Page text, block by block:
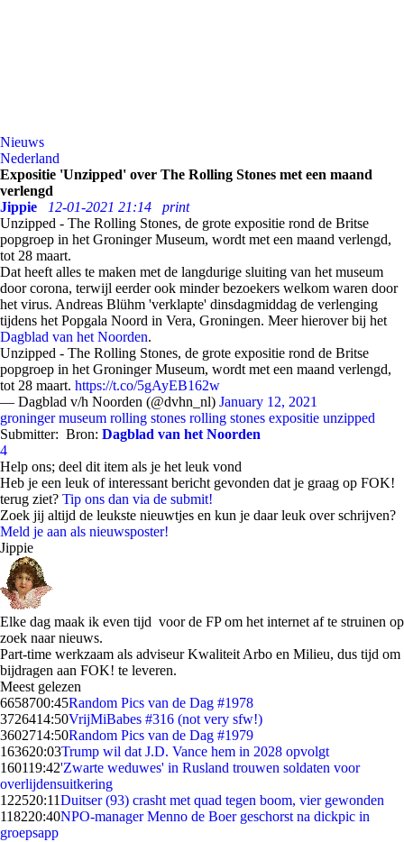
Nieuws
Nederland
Expositie 'Unzipped' over The Rolling Stones met een maand
verlengd
Jippie
12-01-2021 21:14
print
Unzipped - The Rolling Stones, de grote expositie rond de Britse
popgroep in het Groninger Museum, wordt met een maand verlengd,
tot 28 maart.
Dat heeft alles te maken met de langdurige sluiting van het museum
door corona, terwijl eerder ook minder bezoekers welkom waren door
het virus. Andreas Blühm 'verklapte' dinsdagmiddag de verlenging
tijdens het Popgala Noord in Vera, Groningen. Meer hierover bij het
Dagblad van het Noorden.
Unzipped - The Rolling Stones, de grote expositie rond de Britse
popgroep in het Groninger Museum, wordt met een maand verlengd,
tot 28 maart. https://t.co/5gAyEB162w
— Dagblad v/h Noorden (@dvhn_nl) January 12, 2021
groninger museum rolling stones rolling stones expositie unzipped
Submitter: Bron: Dagblad van het Noorden
4
Help ons; deel dit item als je het leuk vond
Heb je een leuk of interessant bericht gevonden dat je graag op FOK!
terug ziet? Tip ons dan via de submit!
Zoek jij altijd de leukste nieuwtjes en kun je daar leuk over schrijven?
Meld je aan als nieuwsposter!
Jippie
Elke dag maak ik even tijd voor de FP om het internet af te struinen op
zoek naar nieuws.
Part-time werkzaam als adviseur Kwaliteit Arbo en Milieu, dus tijd om
bijdragen aan FOK! te leveren.
Meest gelezen
6658700:45Random Pics van de Dag #1978
3726414:50VrijMiBabes #316 (not very sfw!)
3602714:50Random Pics van de Dag #1979
163620:03Trump wil dat J.D. Vance hem in 2028 opvolgt
160119:42'Zwarte weduwes' in Rusland trouwen soldaten voor
overlijdensuitkering
122520:11Duitser (93) crasht met quad tegen boom, vier gewonden
118220:40NPO-manager Menno de Boer geschorst na dickpic in
groepsapp